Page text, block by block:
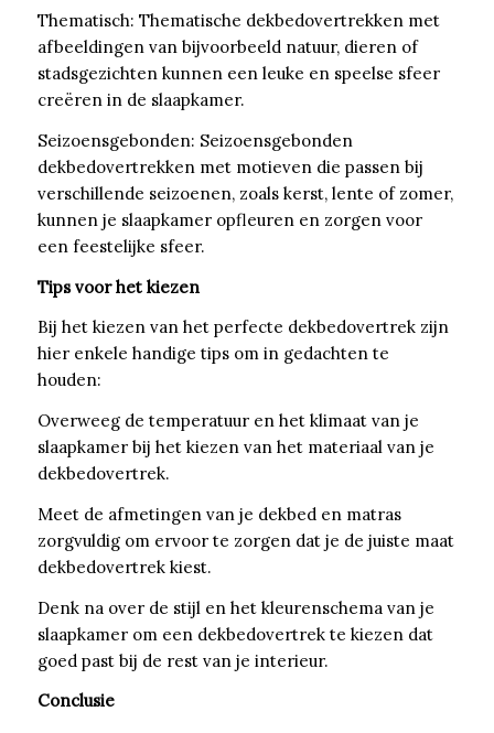
Thematisch: Thematische dekbedovertrekken met
afbeeldingen van bijvoorbeeld natuur, dieren of
stadsgezichten kunnen een leuke en speelse sfeer
creëren in de slaapkamer.
Seizoensgebonden: Seizoensgebonden
dekbedovertrekken met motieven die passen bij
verschillende seizoenen, zoals kerst, lente of zomer,
kunnen je slaapkamer opfleuren en zorgen voor
een feestelijke sfeer.
Tips voor het kiezen
Bij het kiezen van het perfecte dekbedovertrek zijn
hier enkele handige tips om in gedachten te
houden:
Overweeg de temperatuur en het klimaat van je
slaapkamer bij het kiezen van het materiaal van je
dekbedovertrek.
Meet de afmetingen van je dekbed en matras
zorgvuldig om ervoor te zorgen dat je de juiste maat
dekbedovertrek kiest.
Denk na over de stijl en het kleurenschema van je
slaapkamer om een dekbedovertrek te kiezen dat
goed past bij de rest van je interieur.
Conclusie